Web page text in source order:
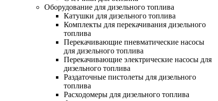
Оборудование для дизельного топлива
Катушки для дизельного топлива
Комплекты для перекачивания дизельного
топлива
Перекачивающие пневматические насосы
для дизельного топлива
Перекачивающие электрические насосы для
дизельного топлива
Раздаточные пистолеты для дизельного
топлива
Расходомеры для дизельного топлива